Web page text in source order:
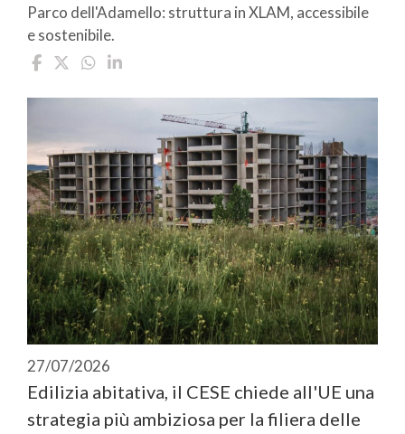
Parco dell'Adamello: struttura in XLAM, accessibile
e sostenibile.
27/07/2026
Edilizia abitativa, il CESE chiede all'UE una
strategia più ambiziosa per la filiera delle